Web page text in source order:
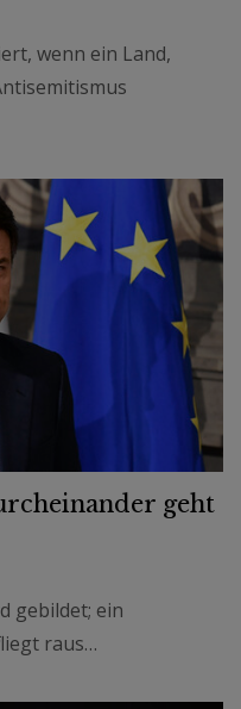
wenn ein Land,
geht
gebildet; ein
raus…